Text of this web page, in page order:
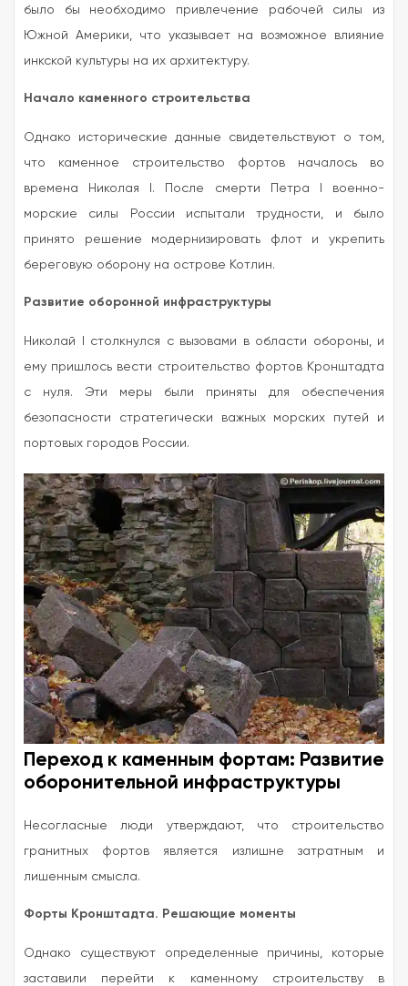
было бы необходимо привлечение рабочей силы из
Южной Америки, что указывает на возможное влияние
инкской культуры на их архитектуру.
Начало каменного строительства
Однако исторические данные свидетельствуют о том,
что каменное строительство фортов началось во
времена Николая I. После смерти Петра I военно-
морские силы России испытали трудности, и было
принято решение модернизировать флот и укрепить
береговую оборону на острове Котлин.
Развитие оборонной инфраструктуры
Николай I столкнулся с вызовами в области обороны, и
ему пришлось вести строительство фортов Кронштадта
с нуля. Эти меры были приняты для обеспечения
безопасности стратегически важных морских путей и
портовых городов России.
Переход к каменным фортам: Развитие
оборонительной инфраструктуры
Несогласные люди утверждают, что строительство
гранитных фортов является излишне затратным и
лишенным смысла.
Форты Кронштадта. Решающие моменты
Однако существуют определенные причины, которые
заставили перейти к каменному строительству в